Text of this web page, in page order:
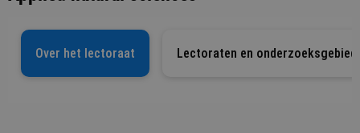
Over het lectoraat Lectoraten en